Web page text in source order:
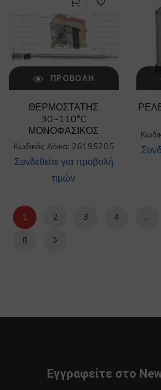
ΠΡΟΒΟΛΉ
ΘΕΡΜΟΣΤΑΤΗΣ
30~110°C
ΜΟΝΟΦΑΣΙΚΟΣ
Κωδικός Δόικα: 26195205
Συνδεθείτε για προβολή
τιμών
1 2 3 4 …
8
Εγγραφείτε στο